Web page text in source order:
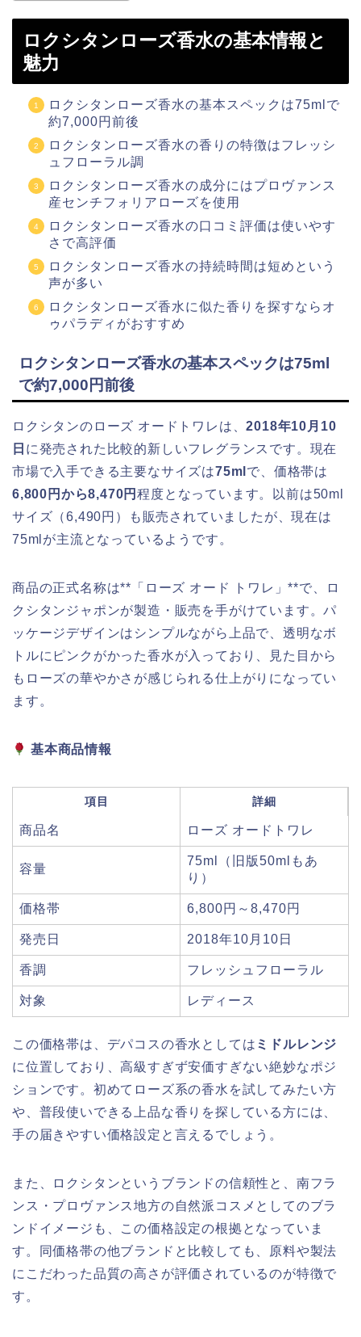
ロクシタンローズ香水の基本情報と
魅力
ロクシタンローズ香水の基本スペックは75mlで
約7,000円前後
ロクシタンローズ香水の香りの特徴はフレッシ
ュフローラル調
ロクシタンローズ香水の成分にはプロヴァンス
産センチフォリアローズを使用
ロクシタンローズ香水の口コミ評価は使いやす
さで高評価
ロクシタンローズ香水の持続時間は短めという
声が多い
ロクシタンローズ香水に似た香りを探すならオ
ゥパラディがおすすめ
ロクシタンローズ香水の基本スペックは75ml
で約7,000円前後
ロクシタンのローズ オードトワレは、2018年10月10
日 に発売された比較的新しいフレグランスです。現在
市場で入手できる主要なサイズは75ml で、価格帯は
6,800円から8,470円程度となっています。以前は50ml
サイズ（6,490円）も販売されていましたが、現在は
75mlが主流となっているようです。
商品の正式名称は**「ローズ オード トワレ」**で、ロ
クシタンジャポンが製造・販売を手がけています。パ
ッケージデザインはシンプルながら上品で、透明なボ
トルにピンクがかった香水が入っており、見た目から
もローズの華やかさが感じられる仕上がりになってい
ます。
基本商品情報
項目 詳細
商品名 ローズ オードトワレ
容量
75ml（旧版50mlもあ
り）
価格帯 6,800円～8,470円
発売日 2018年10月10日
香調 フレッシュフローラル
対象 レディース
この価格帯は、デパコスの香水としては ミドルレンジ
に位置しており、高級すぎず安価すぎない絶妙なポジ
ションです。初めてローズ系の香水を試してみたい方
や、普段使いできる上品な香りを探している方には、
手の届きやすい価格設定と言えるでしょう。
また、ロクシタンというブランドの信頼性と、南フラ
ンス・プロヴァンス地方の自然派コスメとしてのブラ
ンドイメージも、この価格設定の根拠となっていま
す。同価格帯の他ブランドと比較しても、原料や製法
にこだわった品質の高さが評価されているのが特徴で
す。